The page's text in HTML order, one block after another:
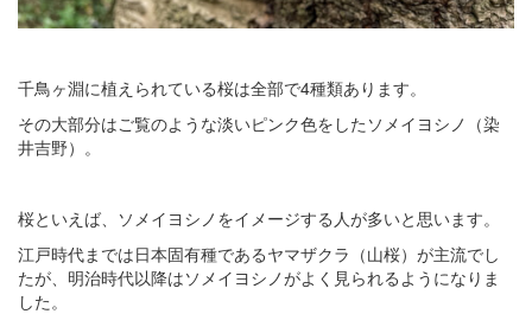
千鳥ヶ淵に植えられている桜は全部で4種類あります。
その大部分はご覧のような淡いピンク色をしたソメイヨシノ（染
井吉野）。
桜といえば、ソメイヨシノをイメージする人が多いと思います。
江戸時代までは日本固有種であるヤマザクラ（山桜）が主流でし
たが、明治時代以降はソメイヨシノがよく見られるようになりま
した。